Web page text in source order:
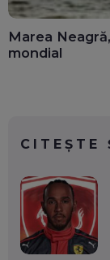
Marea
mondial
CITEȘTE